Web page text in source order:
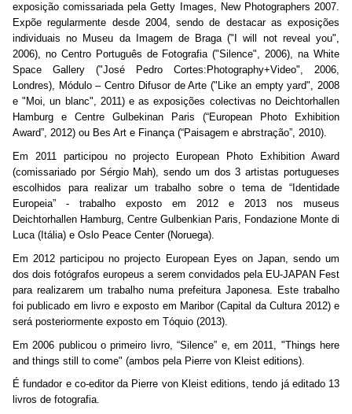
exposição comissariada pela Getty Images, New Photographers 2007.
Expõe regularmente desde 2004, sendo de destacar as exposições
individuais no Museu da Imagem de Braga ("I will not reveal you",
2006), no Centro Português de Fotografia ("Silence", 2006), na White
Space Gallery ("José Pedro Cortes:Photography+Video", 2006,
Londres), Módulo – Centro Difusor de Arte ("Like an empty yard", 2008
e "Moi, un blanc", 2011) e as exposições colectivas no Deichtorhallen
Hamburg e Centre Gulbekinan Paris (“European Photo Exhibition
Award”, 2012) ou Bes Art e Finança (“Paisagem e abrstração”, 2010).
Em 2011 participou no projecto European Photo Exhibition Award
(comissariado por Sérgio Mah), sendo um dos 3 artistas portugueses
escolhidos para realizar um trabalho sobre o tema de “Identidade
Europeia” - trabalho exposto em 2012 e 2013 nos museus
Deichtorhallen Hamburg, Centre Gulbenkian Paris, Fondazione Monte di
Luca (Itália) e Oslo Peace Center (Noruega).
Em 2012 participou no projecto European Eyes on Japan, sendo um
dos dois fotógrafos europeus a serem convidados pela EU-JAPAN Fest
para realizarem um trabalho numa prefeitura Japonesa. Este trabalho
foi publicado em livro e exposto em Maribor (Capital da Cultura 2012) e
será posteriormente exposto em Tóquio (2013).
Em 2006 publicou o primeiro livro, “Silence” e, em 2011, "Things here
and things still to come" (ambos pela Pierre von Kleist editions).
É fundador e co-editor da Pierre von Kleist editions, tendo já editado 13
livros de fotografia.